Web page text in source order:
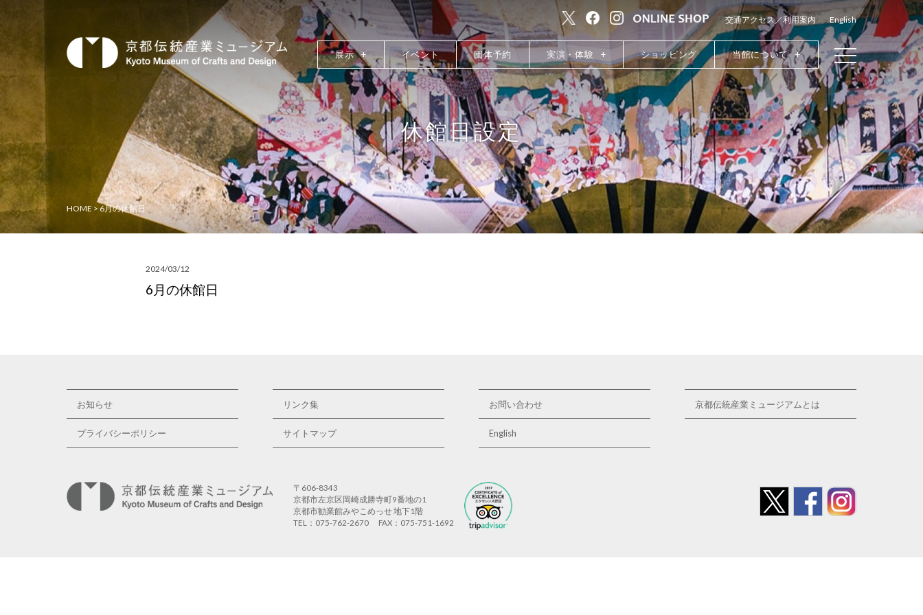
交通アクセス／利用案内 English
展示 イベント 団体予約 実演・体験 ショッピング 当館について
休館日設定
HOME > 6月の休館日
2024/03/12
6月の休館日
お知らせ リンク集 お問い合わせ 京都伝統産業ミュージアムとは
プライバシーポリシー サイトマップ English
〒606-8343
京都市左京区岡崎成勝寺町9番地の1
京都市勧業館みやこめっせ 地下1階
TEL：075-762-2670
FAX：075-751-1692